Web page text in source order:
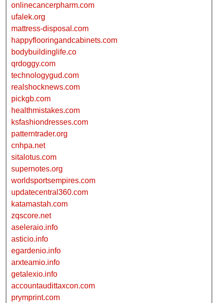
onlinecancerpharm.com
ufalek.org
mattress-disposal.com
happyflooringandcabinets.com
bodybuildinglife.co
qrdoggy.com
technologygud.com
realshocknews.com
pickgb.com
healthmistakes.com
ksfashiondresses.com
patterntrader.org
cnhpa.net
sitalotus.com
supernotes.org
worldsportsempires.com
updatecentral360.com
katamastah.com
zqscore.net
aseleraio.info
asticio.info
egardenio.info
arxteamio.info
getalexio.info
accountaudittaxcon.com
prymprint.com